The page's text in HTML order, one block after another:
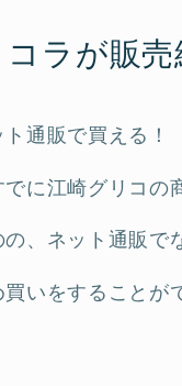
ラが販
通販で買える！
に江崎グリコの
、ネット通販で
いをすることが